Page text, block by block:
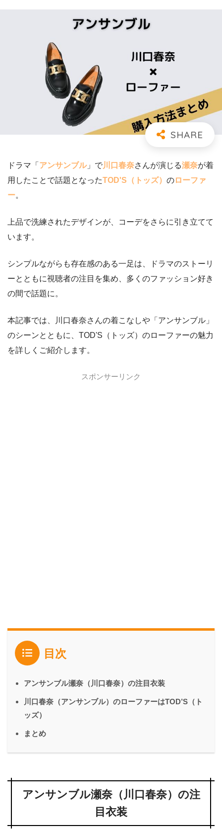
ドラマ「 アンサンブル」で川口春奈さんが演じる瀬奈が着
用したことで話題となったTOD'S（トッズ） のローファ
ー。
上品で洗練されたデザインが、コーデをさらに引き立てて
います。
シンプルながらも存在感のある一足は、ドラマのストーリ
ーとともに視聴者の注目を集め、多くのファッション好き
の間で話題に。
本記事では、川口春奈さんの着こなしや「アンサンブル」
のシーンとともに、TOD'S（トッズ）のローファーの魅力
を詳しくご紹介します。
スポンサーリンク
目次
アンサンブル瀬奈（川口春奈）の注目衣装
川口春奈（アンサンブル）のローファーはTOD’S（ト
ッズ）
まとめ
アンサンブル瀬奈（川口春奈）の注
目衣装